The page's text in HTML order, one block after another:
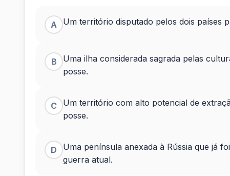
do
conflito
entre
Rússia
e
Ucrânia,
há
A Um território disputado pelos dois países
B
Uma ilha considerada sagrada pelas
posse.
C
Um território com alto potencial de
posse.
D
Uma península anexada à Rússia que já
guerra atual.